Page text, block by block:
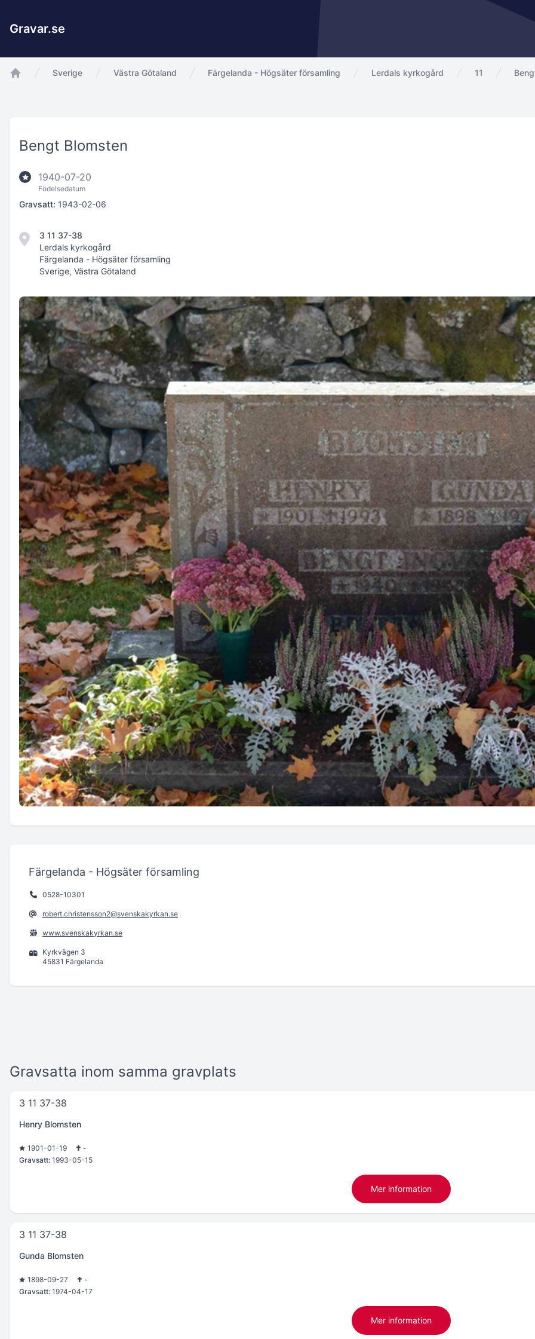
Gravar.se
Sverige Västra Götaland Färgelanda - Högsäter församling Lerdals kyrkogård 11
Bengt Blomsten
1940-07-20
Födelsedatum
Gravsatt: 1943-02-06
3 11 37-38
Lerdals kyrkogård
Färgelanda - Högsäter församling
Sverige, Västra Götaland
Färgelanda - Högsäter församling
0528-10301
robert.christensson2@svenskakyrkan.se
www.svenskakyrkan.se
Kyrkvägen 3
45831 Färgelanda
Gravsatta inom samma gravplats
3 11 37-38
Henry Blomsten
1901-01-19
-
Gravsatt: 1993-05-15
Mer information
3 11 37-38
Gunda Blomsten
1898-09-27
-
Gravsatt: 1974-04-17
Mer information